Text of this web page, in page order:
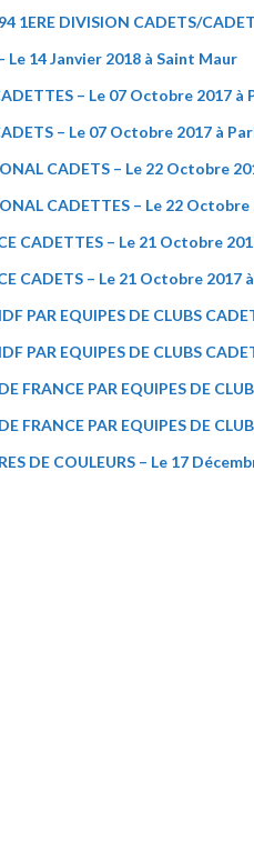
1ERE DIVISION CADETS/
Le 14 Janvier 2018 à Saint Maur
– Le 07 Octobre 2017 à
– Le 07 Octobre 2017 à
CADETS – Le 22 Octobre
CADETTES – Le 22
CADETTES – Le 21 Octobre
CADETS – Le 21 Octobre 2017
PAR EQUIPES DE CLUBS
PAR EQUIPES DE CLUBS
FRANCE PAR EQUIPES DE
FRANCE PAR EQUIPES DE
DE COULEURS – Le 17